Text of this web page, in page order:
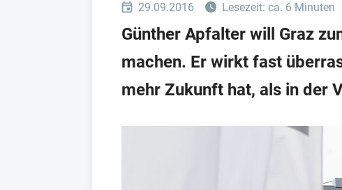
29.09.2016 Lesezeit: ca. 6 Minuten
Günther Apfalter will Graz
machen. Er wirkt fast
mehr Zukunft hat, als in der